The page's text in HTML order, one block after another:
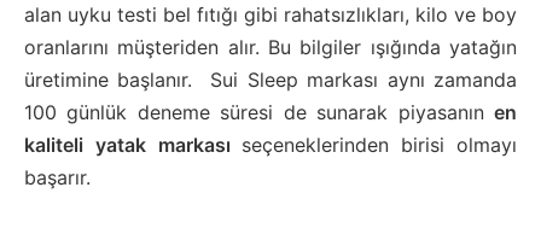
alan uyku testi bel fıtığı gibi rahatsızlıkları, kilo ve boy
oranlarını müşteriden alır. Bu bilgiler ışığında yatağın
üretimine başlanır. Sui Sleep markası aynı zamanda
100 günlük deneme süresi de sunarak piyasanın en
kaliteli yatak markası seçeneklerinden birisi olmayı
başarır.